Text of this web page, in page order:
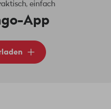
einfach
App